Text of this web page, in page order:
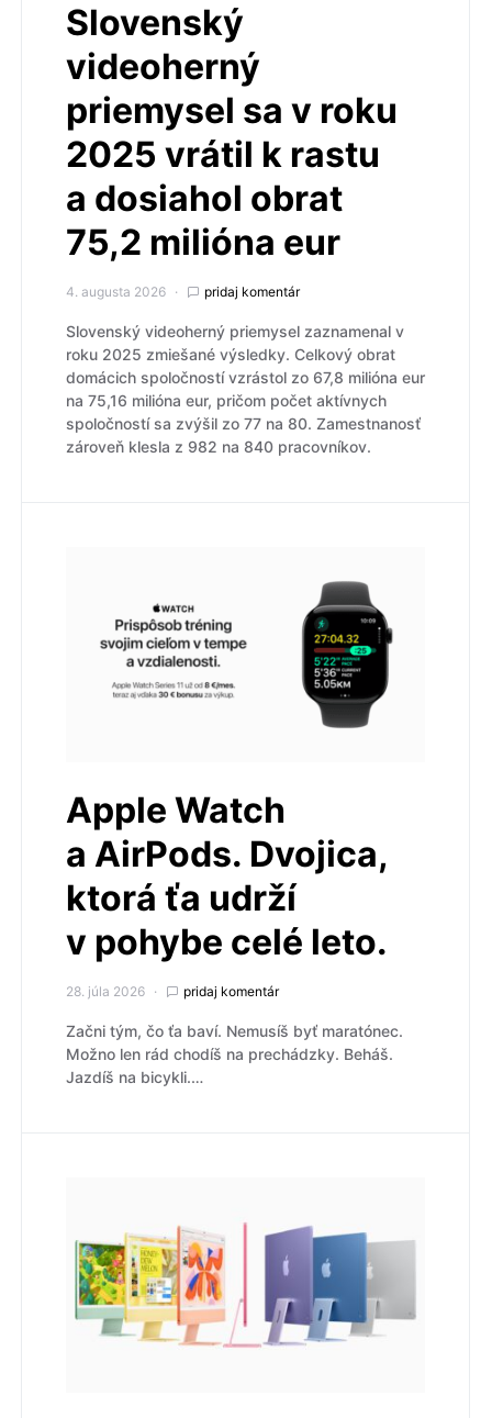
Slovenský
videoherný
priemysel sa v roku
2025 vrátil k rastu
a dosiahol obrat
75,2 milióna eur
4. augusta 2026 pridaj komentár
Slovenský videoherný priemysel zaznamenal v
roku 2025 zmiešané výsledky. Celkový obrat
domácich spoločností vzrástol zo 67,8 milióna eur
na 75,16 milióna eur, pričom počet aktívnych
spoločností sa zvýšil zo 77 na 80. Zamestnanosť
zároveň klesla z 982 na 840 pracovníkov.
Apple Watch
a AirPods. Dvojica,
ktorá ťa udrží
v pohybe celé leto.
28. júla 2026 pridaj komentár
Začni tým, čo ťa baví. Nemusíš byť maratónec.
Možno len rád chodíš na prechádzky. Beháš.
Jazdíš na bicykli.…